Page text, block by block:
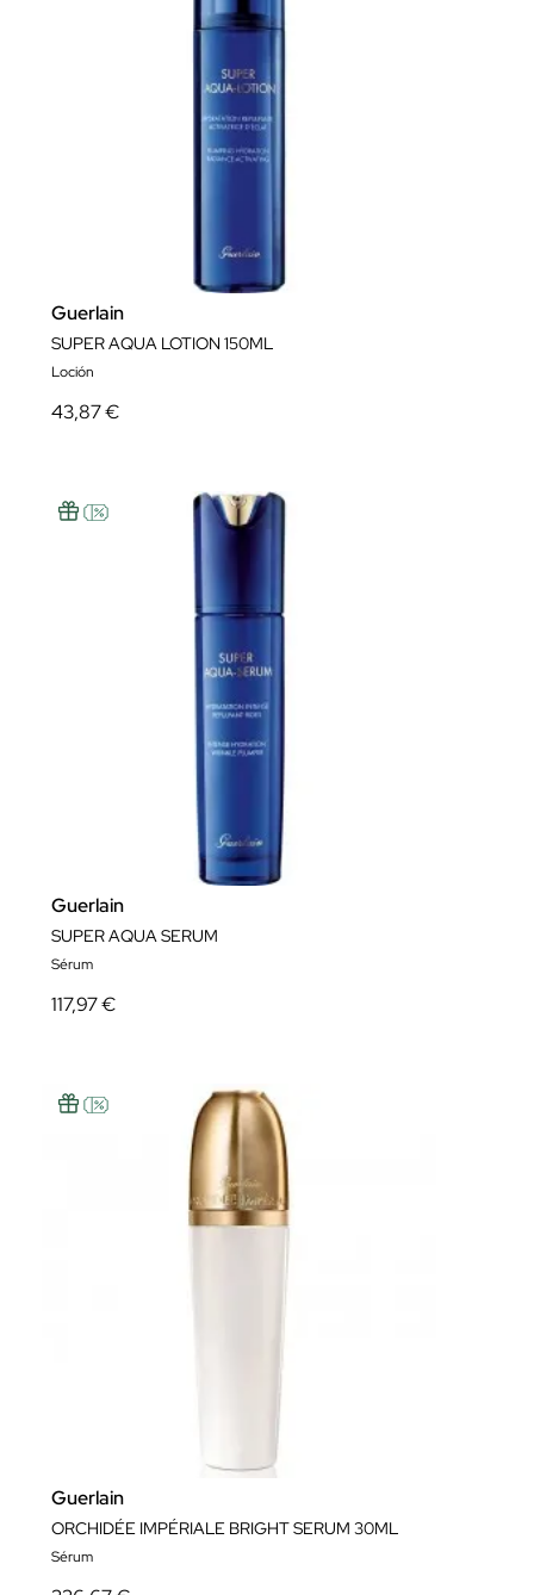
Guerlain
SUPER AQUA LOTION 150ML
Loción
43,87 €
Guerlain
SUPER AQUA SERUM
Sérum
117,97 €
Guerlain
ORCHIDÉE IMPÉRIALE BRIGHT SERUM 30ML
Sérum